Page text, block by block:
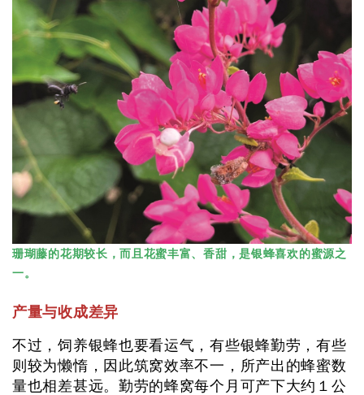
珊瑚藤的花期较长，而且花蜜丰富、香甜，是银蜂喜欢的蜜源之
一。
产量与收成差异
不过，饲养银蜂也要看运气，有些银蜂勤劳，有些
则较为懒惰，因此筑窝效率不一，所产出的蜂蜜数
量也相差甚远。勤劳的蜂窝每个月可产下大约１公